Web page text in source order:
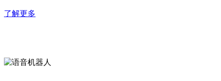
了解更多